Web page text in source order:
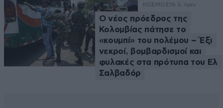
ΚΟΣΜΟΣ 16 λ. πριν
Ο νέος πρόεδρος της
Κολομβίας πάτησε το
«κουμπί» του πολέμου – Έξι
νεκροί, βομβαρδισμοί και
φυλακές στα πρότυπα του Ελ
Σαλβαδόρ